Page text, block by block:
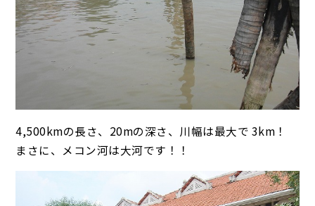
4,500kmの長さ、20mの深さ、川幅は最大で 3km！
まさに、メコン河は大河です！！